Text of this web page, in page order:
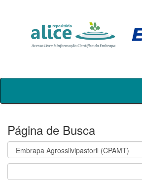
Skip
Página de Busca